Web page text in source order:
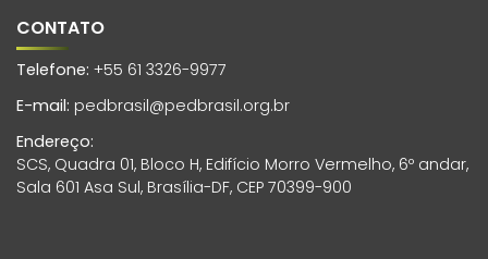
CONTATO
Telefone: +55 61 3326-9977
E-mail: pedbrasil@pedbrasil.org.br
Endereço:
SCS, Quadra 01, Bloco H, Edifício Morro Vermelho, 6º andar,
Sala 601 Asa Sul, Brasília-DF, CEP 70399-900